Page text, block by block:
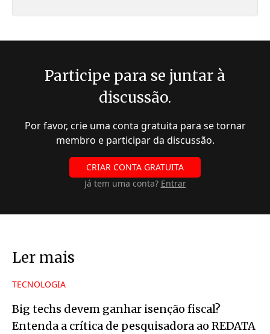
Participe para se juntar à
discussão.
Por favor, crie uma conta gratuita para se tornar
membro e participar da discussão.
CRIAR CONTA GRATUITA
Já tem uma conta? Entrar
Ler mais
TECNOLOGIA
Big techs devem ganhar isenção fiscal?
Entenda a crítica de pesquisadora ao REDATA